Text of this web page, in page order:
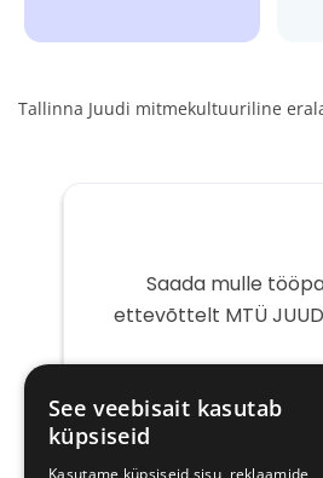
Tallinna Juudi mitmekultuuriline
Saada mulle
ettevõttelt MTÜ JUUDI
post
See veebisait kasutab
küpsiseid
Kasutame küpsiseid sisu, reklaamide